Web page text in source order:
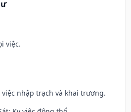
việc.
việc nhập trạch và khai trương.